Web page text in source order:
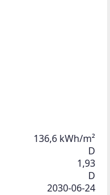
136,6 kWh/m²
D
1,93
D
2030-06-24